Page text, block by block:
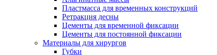
Пластмасса для временных конструкций
Ретракция десны
Цементы для временной фиксации
Цементы для постоянной фиксации
Материалы для хирургов
Губки